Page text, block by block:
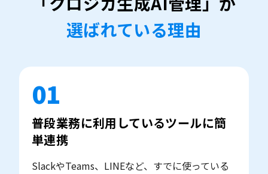
選ばれている理由
01
普段業務に利用しているツールに簡
単連携
SlackやTeams、LINEなど、すでに使っている